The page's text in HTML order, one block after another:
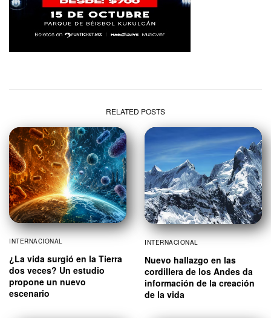
RELATED POSTS
INTERNACIONAL
¿La vida surgió en la Tierra
dos veces? Un estudio
propone un nuevo
escenario
INTERNACIONAL
Nuevo hallazgo en las
cordillera de los Andes da
información de la creación
de la vida